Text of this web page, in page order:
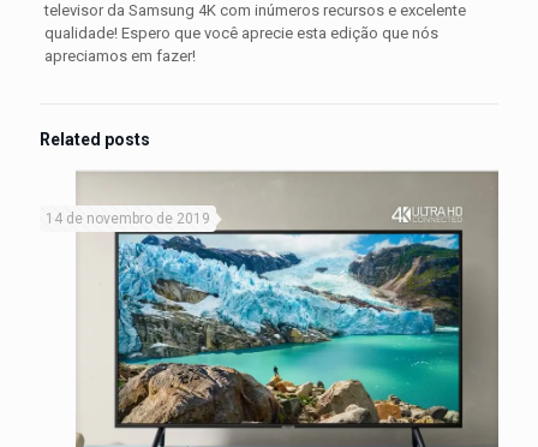
televisor da Samsung 4K com inúmeros recursos e excelente
qualidade! Espero que você aprecie esta edição que nós
apreciamos em fazer!
Related posts
14 de novembro de 2019